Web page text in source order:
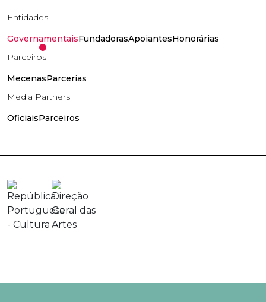
Entidades
GovernamentaisFundadorasApoiantesHonorárias
Parceiros
MecenasParcerias
Media Partners
OficiaisParceiros